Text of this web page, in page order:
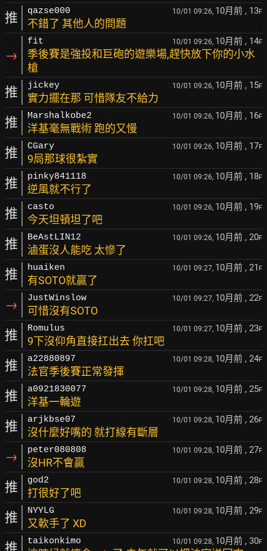
推 qazse000 10/01 09:26, 10月前 , 13F
不錯了 其他人的問題
→
fit 10/01 09:26, 10月前 , 14F
季後賽是強投和巨砲的遊樂場,趕快放下你的小水
槍
推 jickey 10/01 09:26, 10月前 , 15F
實力擺在那 可惜隊友不給力
推 Marshalkobe2 10/01 09:26, 10月前 , 16F
洋基毫無戰術 跑的又慢
推 CGary 10/01 09:26, 10月前 , 17F
9局那球很紮實
推 pinky841118 10/01 09:26, 10月前 , 18F
逆風就不行了
推 casto 10/01 09:26, 10月前 , 19F
今天坦頓坦了吧
推 BeAstLIN12 10/01 09:26, 10月前 , 20F
滷蛋沒人能吃 太慘了
推 huaiken 10/01 09:27, 10月前 , 21 F
有SOTO就贏了
→ JustWinslow 10/01 09:27, 10月前 , 22F
可惜沒有SOTO
推 Romulus 10/01 09:27, 10月前 , 23F
9下沒仰角直接扛出去 你扛吧
推 a22880897 10/01 09:28, 10月前 , 24F
法官季後賽正常發揮
推 a0921830077 10/01 09:28, 10月前 , 25F
洋基一輪遊
推 arjkbse07 10/01 09:28, 10月前 , 26F
沒什麼好嘴的 就打線有斷層
→ peter080808 10/01 09:28, 10月前 , 27F
沒HR不會贏
推 god2 10/01 09:28, 10月前 , 28F
打很好了吧
推 NYYLG 10/01 09:28, 10月前 , 29F
又軟手了 XD
推 taikonkimo 10/01 09:28, 10月前 , 30F